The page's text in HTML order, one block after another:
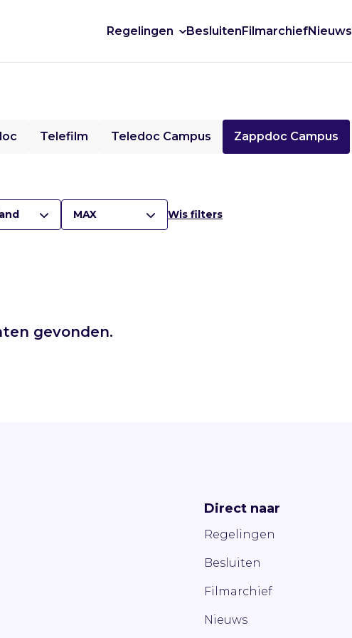
Regelingen BesluitenFilmarchiefNieuws
Telefilm Teledoc Campus Zappdoc Campus
MAX Wis filters
gevonden.
Direct naar
Regelingen
Besluiten
Filmarchief
Nieuws